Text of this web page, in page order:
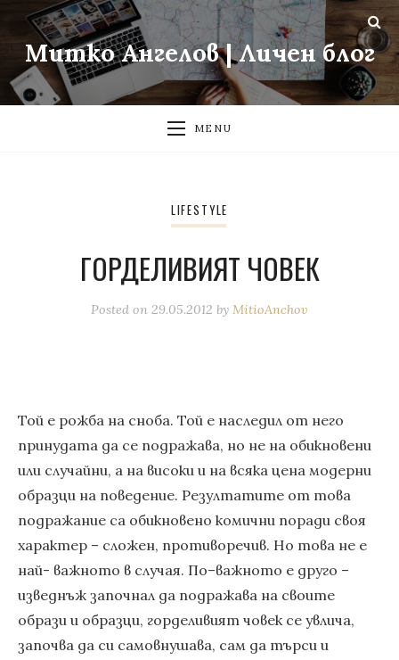
Митко Ангелов | Личен блог
MENU
LIFESTYLE
ГОРДЕЛИВИЯТ ЧОВЕК
Posted on 29.05.2012 by MitioAnchov
Той е рожба на сноба. Той е наследил от него
принудата да се подражава, но не на обикновени
или случайни, а на високи и на всяка цена модерни
образци на поведение. Резултатите от това
подражание са обикновено комични поради своя
характер – сложен, противоречив. Но това не е
най- важното в случая. По–важното е друго –
изведнъж започнал да подражава на своите
образи и образци, горделивият човек се увлича,
започва да си самовнушава, сам да търси и